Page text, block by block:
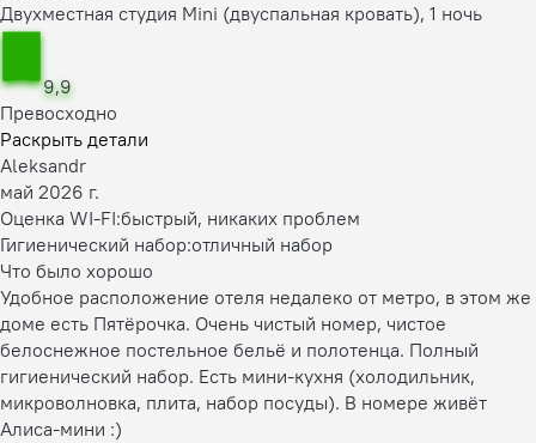
Двухместная студия Mini (двуспальная кровать), 1 ночь
9,9
Превосходно
Раскрыть детали
Aleksandr
май 2026 г.
Оценка WI-FI:быстрый, никаких проблем
Гигиенический набор:отличный набор
Что было хорошо
Удобное расположение отеля недалеко от метро, в этом же
доме есть Пятёрочка. Очень чистый номер, чистое
белоснежное постельное бельё и полотенца. Полный
гигиенический набор. Есть мини-кухня (холодильник,
микроволновка, плита, набор посуды). В номере живёт
Алиса-мини :)